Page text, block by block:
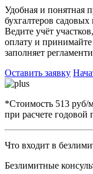
Удобная и понятная
бухгалтеров
Ведите учёт
оплату и
заполняет
Оставить заявку
*Стоимость 513 руб/
при расчете годовой
Что входит в
Безлимитные